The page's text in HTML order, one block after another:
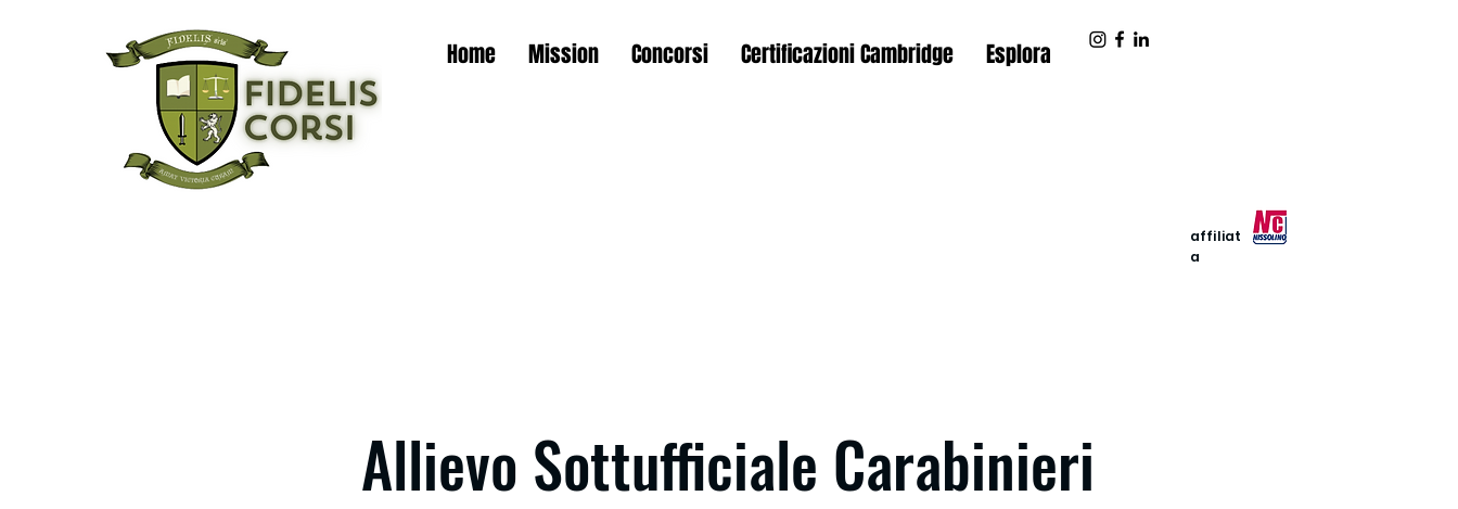
Home Mission Concorsi Certificazioni Cambridge Esplora
affiliat
a
Allievo Sottufficiale Carabinieri